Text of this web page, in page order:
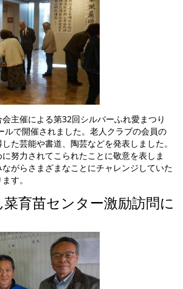
主催による第32回シルバーふれ愛まつり
ルで開催されました。老人クラブの会員の
た芸能や書道、陶芸などを発表しました。
努力されてこられたことに敬意を表しま
がらさまざまなことにチャレンジしていた
す。
育苗センター激励訪問に